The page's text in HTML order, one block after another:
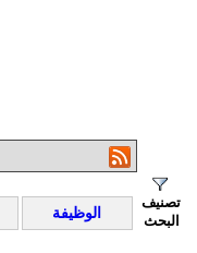
تصنيف
البحث
الوظيفة